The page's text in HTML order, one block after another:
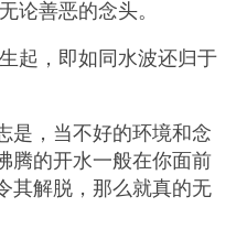
论善恶的念头。
起，即如同水波还归于
是，当不好的环境和念
腾的开水一般在你面前
其解脱，那么就真的无